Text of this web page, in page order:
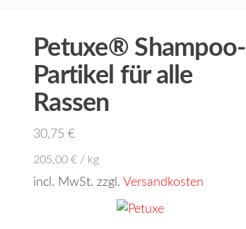
Petuxe® Shampoo-
Partikel für alle
Rassen
30,75 €
205,00 € / kg
incl. MwSt. zzgl. Versandkosten